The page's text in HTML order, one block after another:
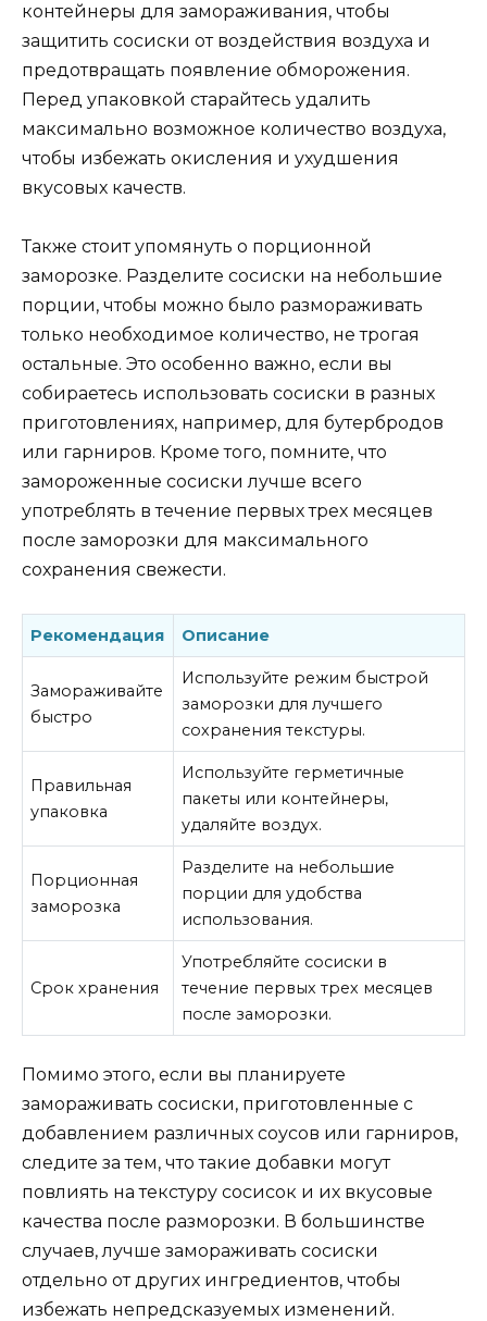
контейнеры для замораживания, чтобы
защитить сосиски от воздействия воздуха и
предотвращать появление обморожения.
Перед упаковкой старайтесь удалить
максимально возможное количество воздуха,
чтобы избежать окисления и ухудшения
вкусовых качеств.
Также стоит упомянуть о порционной
заморозке. Разделите сосиски на небольшие
порции, чтобы можно было размораживать
только необходимое количество, не трогая
остальные. Это особенно важно, если вы
собираетесь использовать сосиски в разных
приготовлениях, например, для бутербродов
или гарниров. Кроме того, помните, что
замороженные сосиски лучше всего
употреблять в течение первых трех месяцев
после заморозки для максимального
сохранения свежести.
Рекомендация Описание
Замораживайте
быстро
Используйте режим быстрой
заморозки для лучшего
сохранения текстуры.
Правильная
упаковка
Используйте герметичные
пакеты или контейнеры,
удаляйте воздух.
Порционная
заморозка
Разделите на небольшие
порции для удобства
использования.
Срок хранения
Употребляйте сосиски в
течение первых трех месяцев
после заморозки.
Помимо этого, если вы планируете
замораживать сосиски, приготовленные с
добавлением различных соусов или гарниров,
следите за тем, что такие добавки могут
повлиять на текстуру сосисок и их вкусовые
качества после разморозки. В большинстве
случаев, лучше замораживать сосиски
отдельно от других ингредиентов, чтобы
избежать непредсказуемых изменений.